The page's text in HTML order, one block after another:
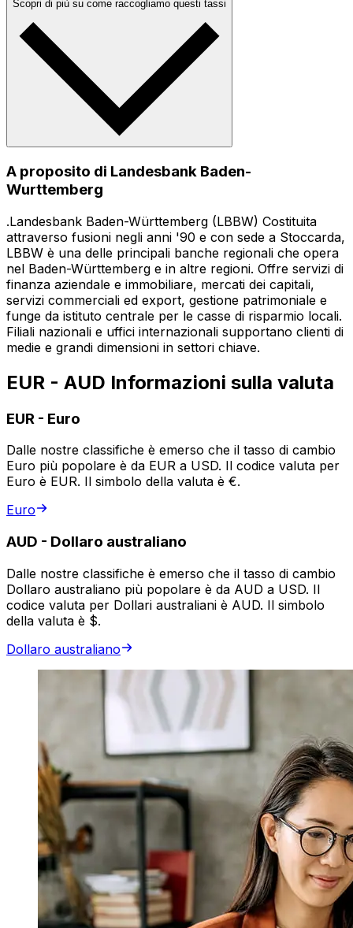
Scopri di più su come raccogliamo questi tassi
A proposito di Landesbank Baden-
Wurttemberg
.Landesbank Baden-Württemberg (LBBW) Costituita
attraverso fusioni negli anni '90 e con sede a Stoccarda,
LBBW è una delle principali banche regionali che opera
nel Baden-Württemberg e in altre regioni. Offre servizi di
finanza aziendale e immobiliare, mercati dei capitali,
servizi commerciali ed export, gestione patrimoniale e
funge da istituto centrale per le casse di risparmio locali.
Filiali nazionali e uffici internazionali supportano clienti di
medie e grandi dimensioni in settori chiave.
EUR - AUD Informazioni sulla valuta
EUR - Euro
Dalle nostre classifiche è emerso che il tasso di cambio
Euro più popolare è da EUR a USD. Il codice valuta per
Euro è EUR. Il simbolo della valuta è €.
Euro
AUD - Dollaro australiano
Dalle nostre classifiche è emerso che il tasso di cambio
Dollaro australiano più popolare è da AUD a USD. Il
codice valuta per Dollari australiani è AUD. Il simbolo
della valuta è $.
Dollaro australiano